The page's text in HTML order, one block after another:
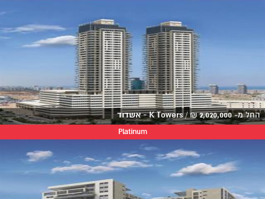
החל מ-2,020,000
₪
/K Towers - אשדוד
Platinum